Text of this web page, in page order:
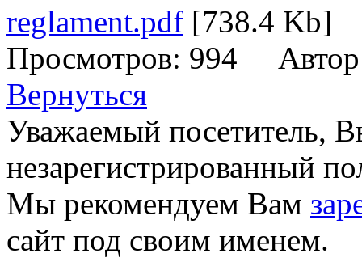
reglament.pdf [738.4 Kb]
Просмотров: 994
Вернуться
Уважаемый посетитель,
незарегистрированный
Мы рекомендуем Вам
сайт под своим именем.